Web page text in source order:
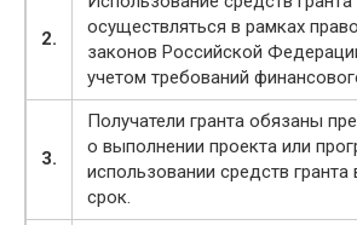
2.
осуществляться в рамках
законов Российской
учетом требований
3.
Получатели гранта обязаны
о выполнении проекта или
использовании средств гранта
срок.